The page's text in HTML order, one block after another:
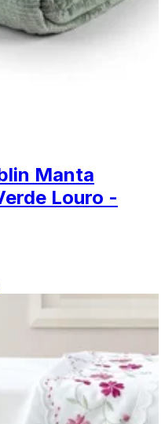
Manta
Louro -